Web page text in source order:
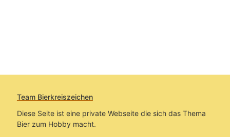
Team Bierkreiszeichen
Diese Seite ist eine private Webseite die sich das Thema
Bier zum Hobby macht.